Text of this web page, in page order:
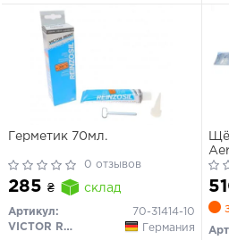
Герметик 70мл.
0 отзывов
285 ₴ склад
Артикул:
70-31414-10
VICTOR REINZ
Германия